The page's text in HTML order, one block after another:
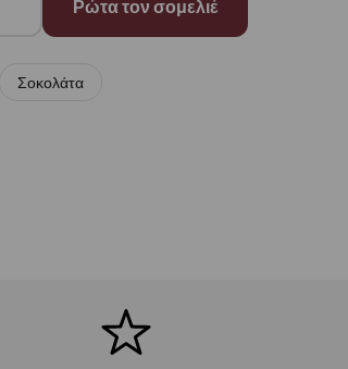
Ρώτα τον σομελιέ
Σοκολάτα